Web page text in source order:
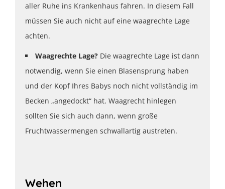
aller Ruhe ins Krankenhaus fahren. In diesem Fall
müssen Sie auch nicht auf eine waagrechte Lage
achten.
Waagrechte Lage? Die waagrechte Lage ist dann
notwendig, wenn Sie einen Blasensprung haben
und der Kopf Ihres Babys noch nicht vollständig im
Becken „angedockt“ hat. Waagrecht hinlegen
sollten Sie sich auch dann, wenn große
Fruchtwassermengen schwallartig austreten.
Wehen